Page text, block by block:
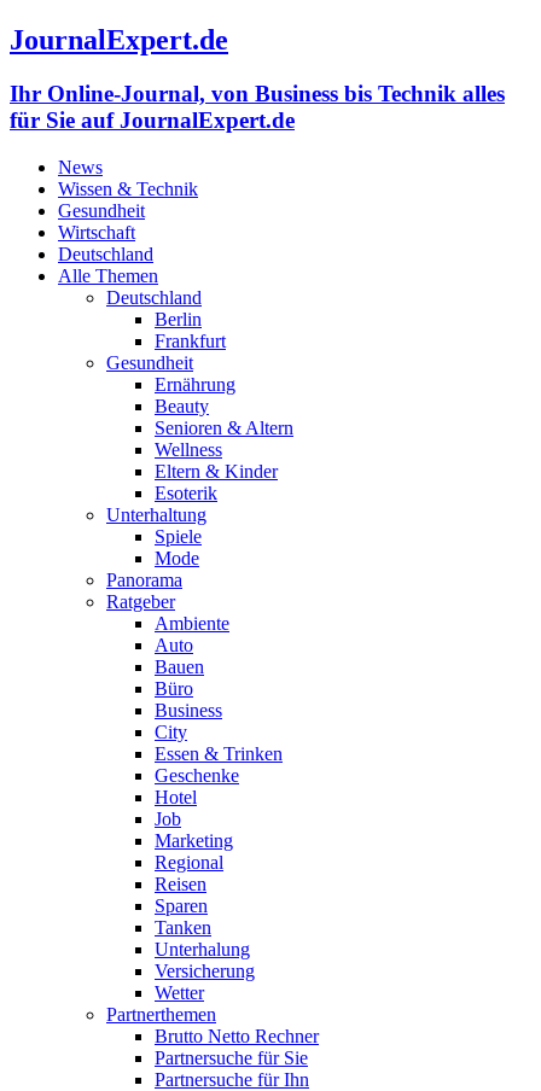
JournalExpert.de
Ihr Online-Journal, von Business bis Technik alles
für Sie auf JournalExpert.de
News
Wissen & Technik
Gesundheit
Wirtschaft
Deutschland
Alle Themen
Deutschland
Berlin
Frankfurt
Gesundheit
Ernährung
Beauty
Senioren & Altern
Wellness
Eltern & Kinder
Esoterik
Unterhaltung
Spiele
Mode
Panorama
Ratgeber
Ambiente
Auto
Bauen
Büro
Business
City
Essen & Trinken
Geschenke
Hotel
Job
Marketing
Regional
Reisen
Sparen
Tanken
Unterhalung
Versicherung
Wetter
Partnerthemen
Brutto Netto Rechner
Partnersuche für Sie
Partnersuche für Ihn